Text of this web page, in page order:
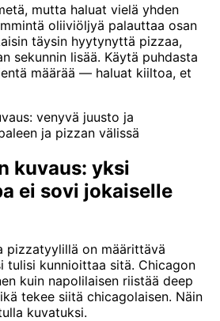
mutta haluat vielä yhden
oliiviöljyä palauttaa osan
täysin hyytynyttä pizzaa,
sekunnin lisää. Käytä puhdasta
määrää — haluat kiiltoa, et
venyvä juusto ja
ja pizzan välissä
kuvaus: yksi
ei sovi jokaiselle
pizzatyylillä on määrittävä
tulisi kunnioittaa sitä. Chicagon
kuin napolilaisen riistää deep
tekee siitä chicagolaisen. Näin
kuvatuksi.